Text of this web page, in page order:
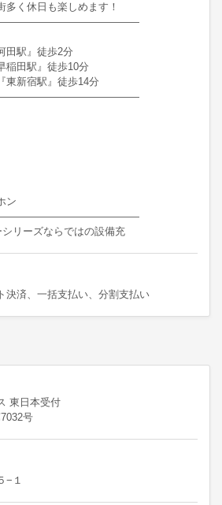
く休日も楽しめます！
田駅』徒歩2分
稲田駅』徒歩10分
『東新宿駅』徒歩14分
ン
リーズならではの設備充
決済、一括支払い、分割支払い
東日本受付
号
−１